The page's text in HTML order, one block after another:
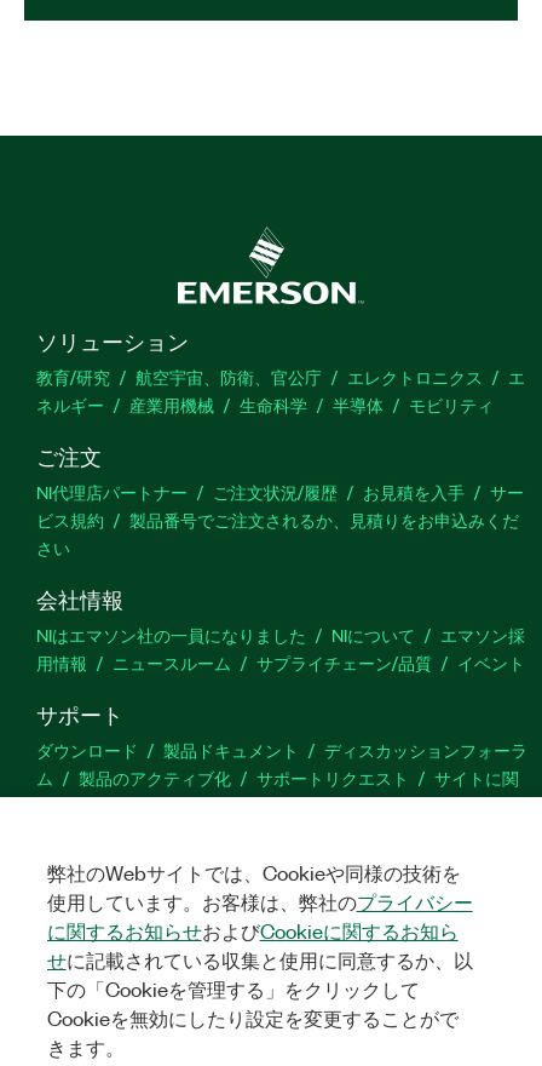
ソリューション
教育/研究 航空宇宙、防衛、官公庁 エレクトロニクス
エ
ネルギー
産業用機械 生命科学 半導体 モビリティ
ご注文
NI代理店パートナー ご注文状況/履歴 お見積を入手
サー
ビス規約
製品番号でご注文されるか、見積りをお申込みくだ
さい
会社情報
NIはエマソン社の一員になりました NIについて
エマソン採
用情報
ニュースルーム サプライチェーン/品質 イベント
サポート
ダウンロード 製品ドキュメント
ディスカッションフォーラ
ム
製品のアクティブ化 サポートリクエスト
サイトに関
するご意見
TwitterYouTube
法令関連情報|IMPRINT|プライバシー|クッキーを管理する
©NATIONAL INSTRUMENTS CORP. ALL RIGHTS RESERVED.
弊社のWebサイトでは、Cookieや同様の技術を
使用しています。お客様は、弊社のプライバシー
に関するお知らせおよびCookieに関するお知ら
せに記載されている収集と使用に同意するか、以
下の「Cookieを管理する」をクリックして
Cookieを無効にしたり設定を変更することがで
きます。